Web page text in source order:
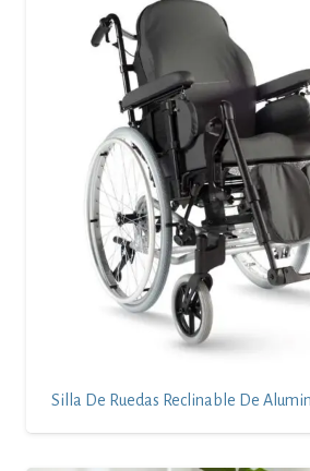
Silla De Ruedas Reclinable De